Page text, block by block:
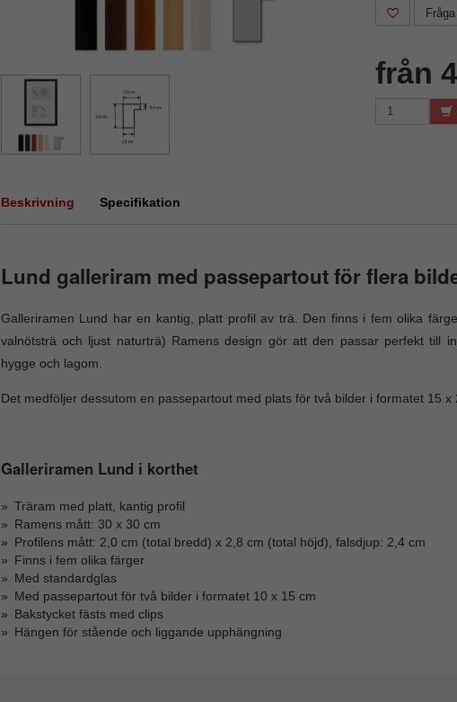
från
Beskrivning Specifikation
Lund galleriram med passepartout för flera
Galleriramen Lund har en kantig, platt profil av trä. Den finns i fem olika
valnötsträ och ljust naturträ) Ramens design gör att den passar perfekt till
hygge och lagom.
Det medföljer dessutom en passepartout med plats för två bilder i formatet 15 x
Galleriramen Lund i korthet
Träram med platt, kantig profil
Ramens mått: 30 x 30 cm
Profilens mått: 2,0 cm (total bredd) x 2,8 cm (total höjd), falsdjup: 2,4 cm
Finns i fem olika färger
Med standardglas
Med passepartout för två bilder i formatet 10 x 15 cm
Bakstycket fästs med clips
Hängen för stående och liggande upphängning